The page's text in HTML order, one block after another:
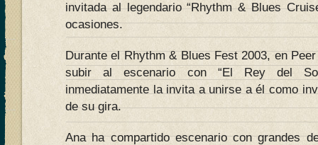
invitada al legendario “Rhythm & Blues
ocasiones.
Durante el Rhythm & Blues Fest 2003, en
subir al escenario con “El Rey del
inmediatamente la invita a unirse a él como
de su gira.
Ana ha compartido escenario con grandes